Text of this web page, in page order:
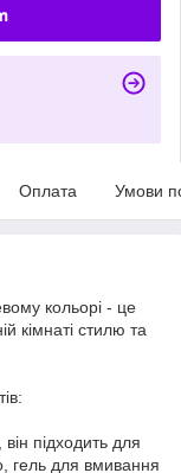
Оплата Умови
кольорі - це
кімнаті стилю та
підходить для
гель для вмивання